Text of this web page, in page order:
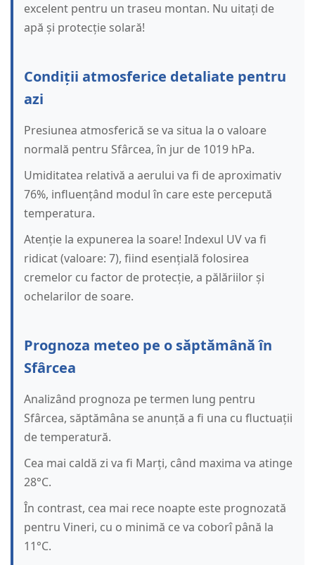
excelent pentru un traseu montan. Nu uitați de
apă și protecție solară!
Condiții atmosferice detaliate pentru
azi
Presiunea atmosferică se va situa la o valoare
normală pentru Sfârcea, în jur de 1019 hPa.
Umiditatea relativă a aerului va fi de aproximativ
76%, influențând modul în care este percepută
temperatura.
Atenție la expunerea la soare! Indexul UV va fi
ridicat (valoare: 7), fiind esențială folosirea
cremelor cu factor de protecție, a pălăriilor și
ochelarilor de soare.
Prognoza meteo pe o săptămână în
Sfârcea
Analizând prognoza pe termen lung pentru
Sfârcea, săptămâna se anunță a fi una cu fluctuații
de temperatură.
Cea mai caldă zi va fi Marți, când maxima va atinge
28°C.
În contrast, cea mai rece noapte este prognozată
pentru Vineri, cu o minimă ce va coborî până la
11°C.